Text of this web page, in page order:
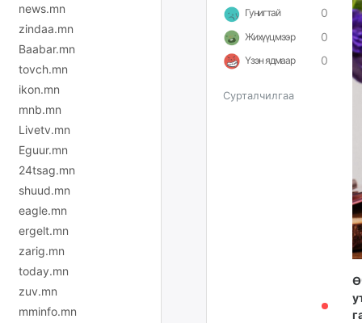
news.mn
zindaa.mn
Baabar.mn
tovch.mn
ikon.mn
mnb.mn
Livetv.mn
Eguur.mn
24tsag.mn
shuud.mn
eagle.mn
ergelt.mn
zarig.mn
today.mn
zuv.mn
mminfo.mn
Гунигтай 0
Жихүүцмээр 0
Үзэн ядмаар 0
Сурталчилгаа